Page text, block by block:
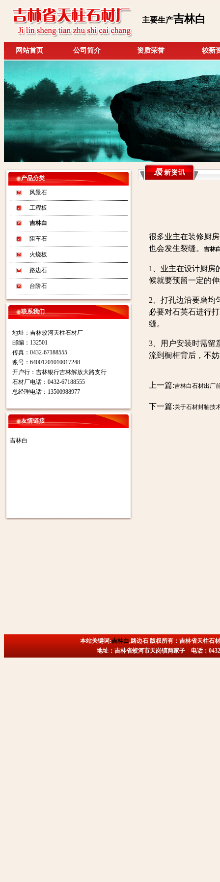
主要生产吉林白
网站首页 公司简介 资质荣誉 较新
产品分类
风景石
工程板
吉林白
阻车石
火烧板
路边石
台阶石
联系我们
地址：吉林蛟河天柱石材厂
邮编：132501
传真：0432-67188555
账号：64001201010017248
开户行：吉林银行吉林解放大路支行
石材厂电话：0432-67188555
总经理电话：13500988977
友情链接
吉林白
很多业主在装修厨
也会发生裂缝。
吉林
1、业主在设计厨房
候就要预留一定的
2、打孔边沿要磨均
必要对石英石进行
缝。
3、用户安装时需留
流到橱柜背后，不
上一篇:吉林白石材出厂
下一篇:关于石材封釉技
本站关键词:吉林白,路边石 版权所有：吉林省天柱石
地址：吉林省蛟河市天岗镇两家子 电话：